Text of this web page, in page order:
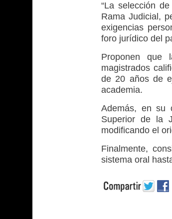
“La selección
Rama Judicial,
exigencias
foro jurídico del
Proponen que
magistrados
de 20 años de
academia.
Además, en su
Superior de la
modificando el
Finalmente,
sistema oral